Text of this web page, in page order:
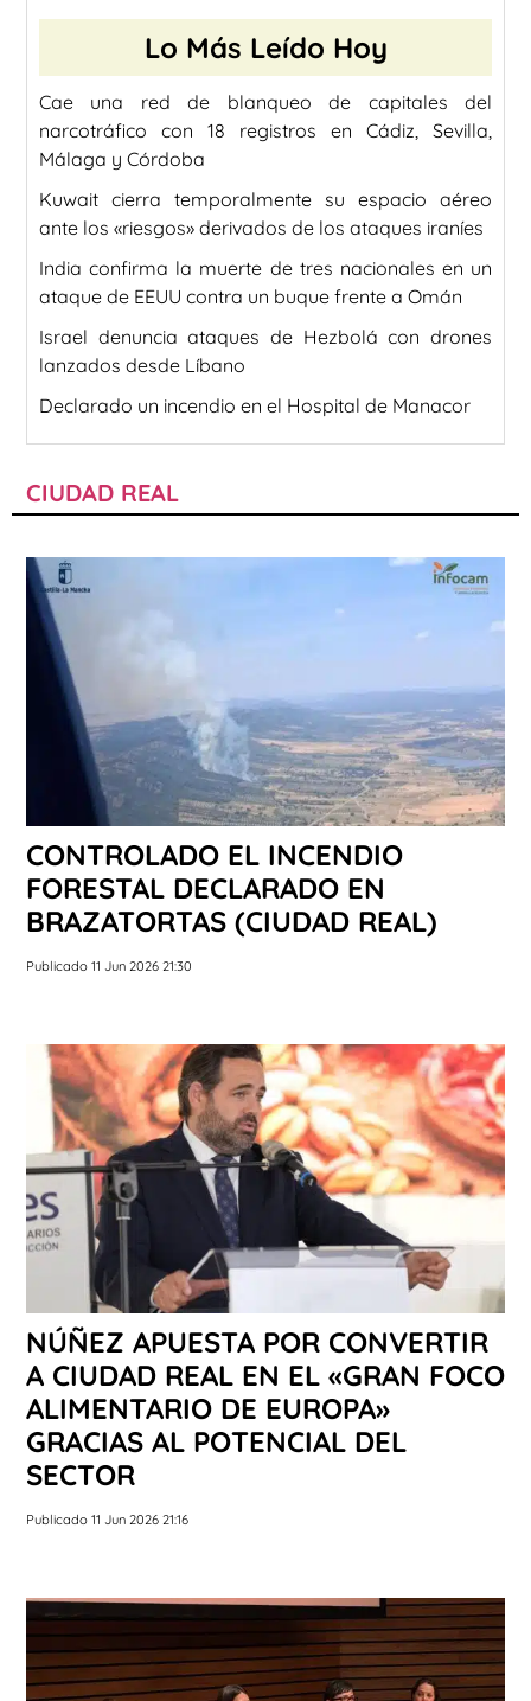
Lo Más Leído Hoy
Cae una red de blanqueo de capitales del
narcotráfico con 18 registros en Cádiz, Sevilla,
Málaga y Córdoba
Kuwait cierra temporalmente su espacio aéreo
ante los «riesgos» derivados de los ataques iraníes
India confirma la muerte de tres nacionales en un
ataque de EEUU contra un buque frente a Omán
Israel denuncia ataques de Hezbolá con drones
lanzados desde Líbano
Declarado un incendio en el Hospital de Manacor
CIUDAD REAL
CONTROLADO EL INCENDIO
FORESTAL DECLARADO EN
BRAZATORTAS (CIUDAD REAL)
Publicado 11 Jun 2026 21:30
NÚÑEZ APUESTA POR CONVERTIR
A CIUDAD REAL EN EL «GRAN FOCO
ALIMENTARIO DE EUROPA»
GRACIAS AL POTENCIAL DEL
SECTOR
Publicado 11 Jun 2026 21:16